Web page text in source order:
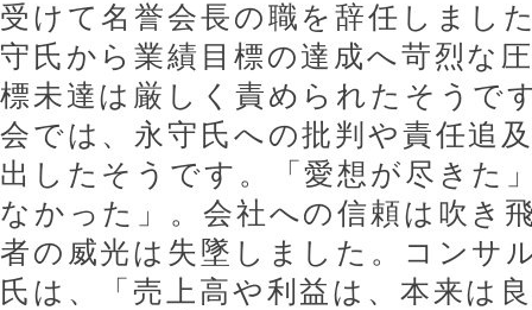
受けて名誉会長の職を辞任しまし
守氏から業績目標の達成へ苛烈な
標未達は厳しく責められたそうで
会では、永守氏への批判や責任追
出したそうです。「愛想が尽きた
なかった」。会社への信頼は吹き
者の威光は失墜しました。コンサ
氏は、「売上高や利益は、本来は